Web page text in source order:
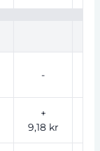
-
+
9,18 kr